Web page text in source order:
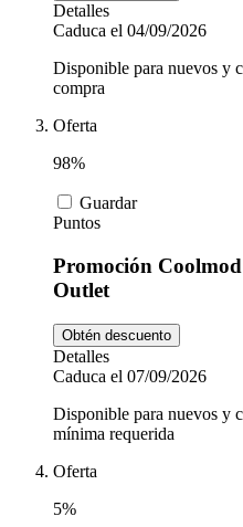
Detalles
Caduca el 04/09/2026
Disponible para nuevos y
compra
Oferta
98%
Guardar
Puntos
Promoción
Outlet
Obtén descuento
Detalles
Caduca el 07/09/2026
Disponible para nuevos y
mínima requerida
Oferta
5%